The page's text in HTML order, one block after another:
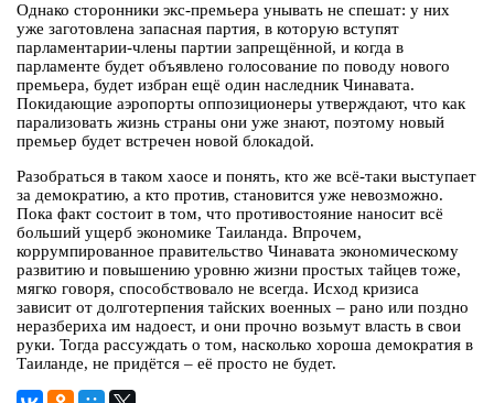
Однако сторонники экс-премьера унывать не спешат: у них
уже заготовлена запасная партия, в которую вступят
парламентарии-члены партии запрещённой, и когда в
парламенте будет объявлено голосование по поводу нового
премьера, будет избран ещё один наследник Чинавата.
Покидающие аэропорты оппозиционеры утверждают, что как
парализовать жизнь страны они уже знают, поэтому новый
премьер будет встречен новой блокадой.
Разобраться в таком хаосе и понять, кто же всё-таки выступает
за демократию, а кто против, становится уже невозможно.
Пока факт состоит в том, что противостояние наносит всё
больший ущерб экономике Таиланда. Впрочем,
коррумпированное правительство Чинавата экономическому
развитию и повышению уровню жизни простых тайцев тоже,
мягко говоря, способствовало не всегда. Исход кризиса
зависит от долготерпения тайских военных – рано или поздно
неразбериха им надоест, и они прочно возьмут власть в свои
руки. Тогда рассуждать о том, насколько хороша демократия в
Таиланде, не придётся – её просто не будет.